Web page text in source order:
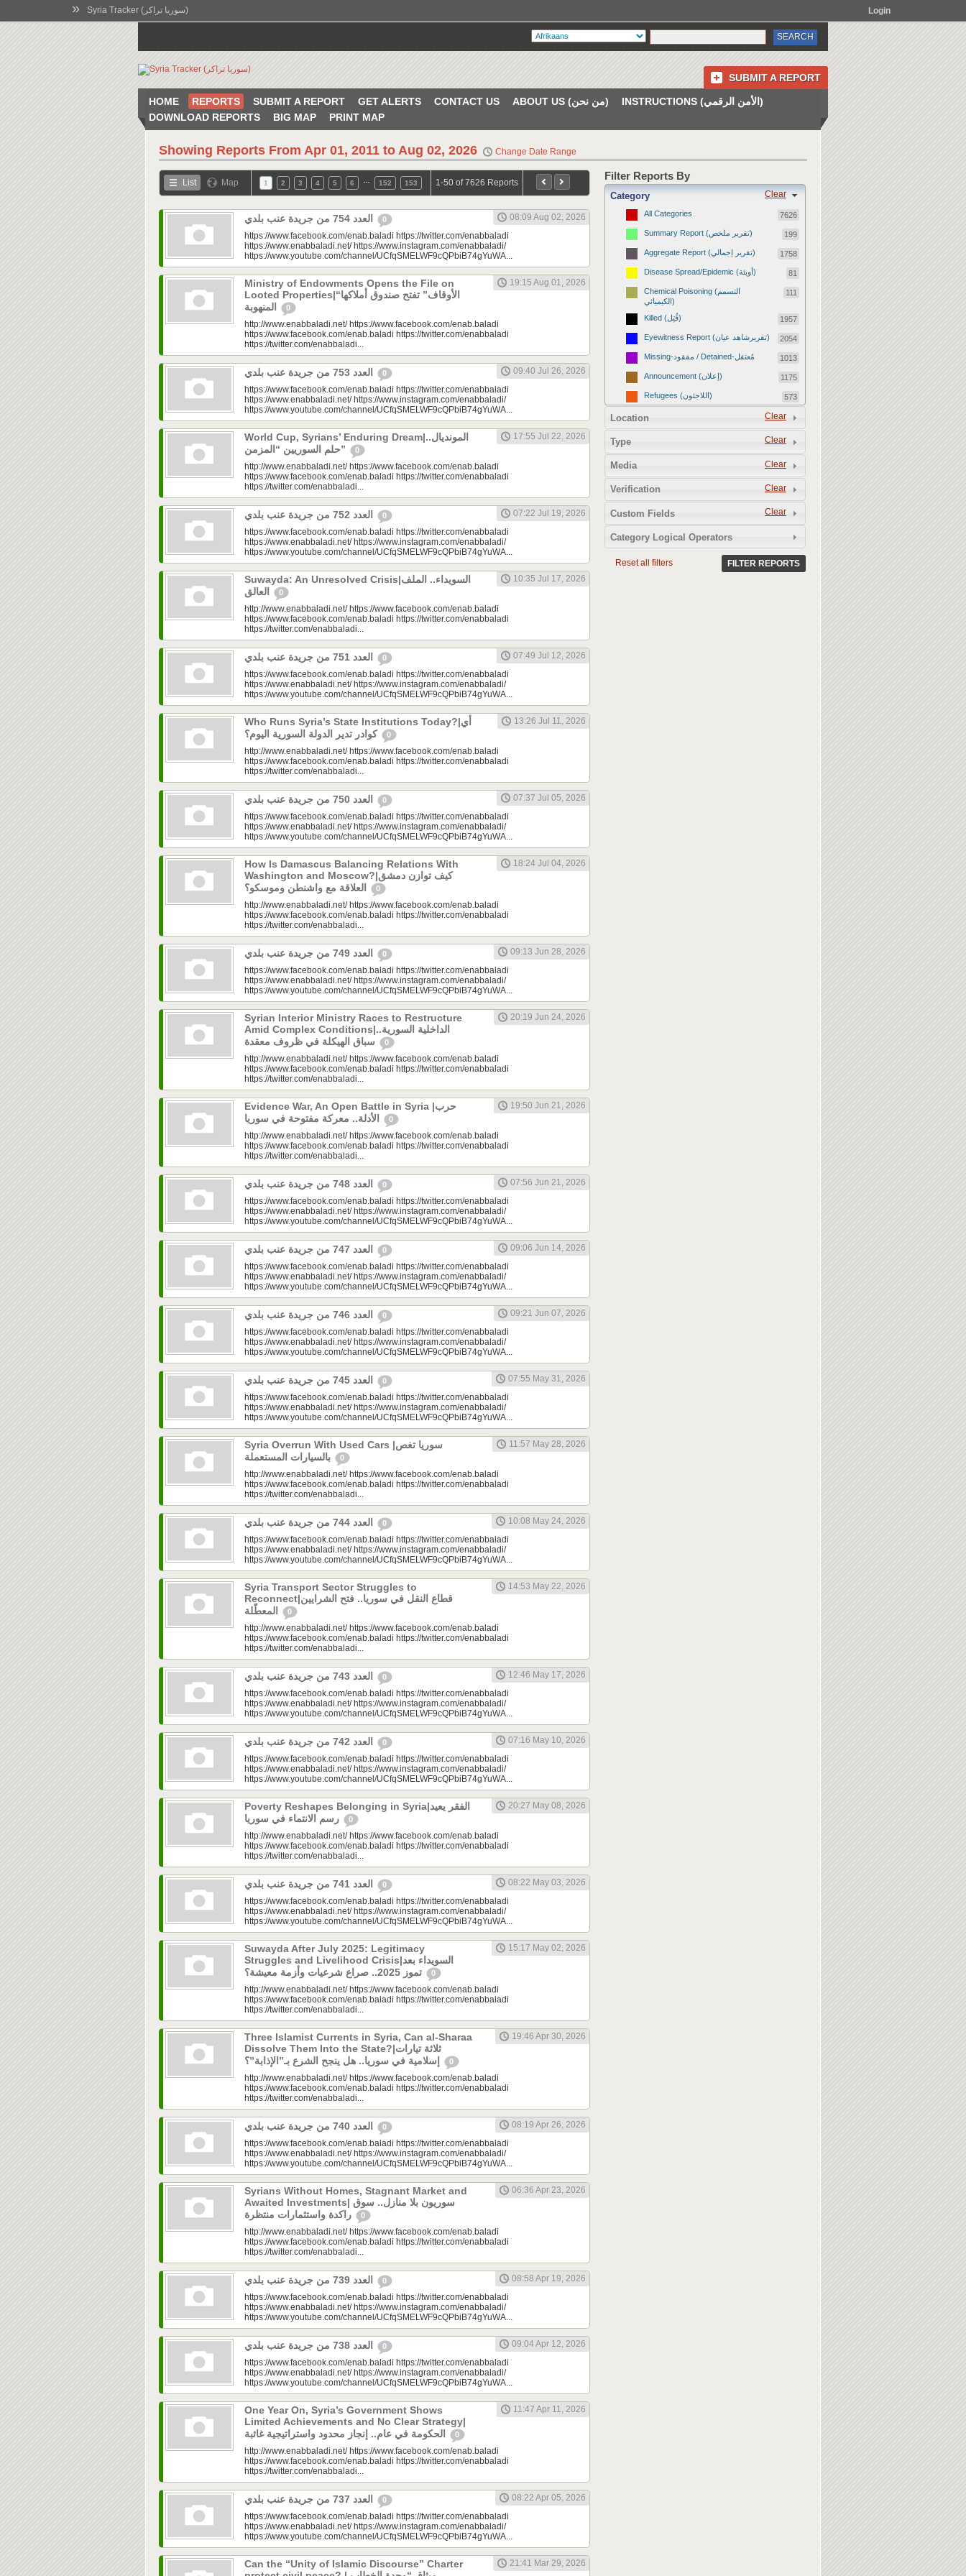
» Syria Tracker (سوريا تراكر) Login
SUBMIT A REPORT
HOME REPORTS SUBMIT A REPORT GET ALERTS CONTACT US ABOUT US (من نحن)
INSTRUCTIONS (الأمن الرقمي)
DOWNLOAD REPORTS
BIG MAP PRINT MAP
Showing Reports From Apr 01, 2011 to Aug 02, 2026 Change Date Range
List Map 1 2 3 4 5 6 152 153 1-50 of 7626 Reports
0
08:09 Aug 02, 2026
https://www.facebook.com/enab.baladi https://twitter.com/enabbaladi
https://www.enabbaladi.net/ https://www.instagram.com/enabbaladi/
https://www.youtube.com/channel/UCfqSMELWF9cQPbiB74gYuWA...
Ministry of Endowments Opens the File on
Looted Properties|“الأوقاف” تفتح صندوق أملاكها
0
19:15 Aug 01, 2026
http://www.enabbaladi.net/ https://www.facebook.com/enab.baladi
https://www.facebook.com/enab.baladi https://twitter.com/enabbaladi
https://twitter.com/enabbaladi...
0
09:40 Jul 26, 2026
https://www.facebook.com/enab.baladi https://twitter.com/enabbaladi
https://www.enabbaladi.net/ https://www.instagram.com/enabbaladi/
https://www.youtube.com/channel/UCfqSMELWF9cQPbiB74gYuWA...
World Cup, Syrians’ Enduring Dream|المونديال..
حلم السوريين “المزمن”
0
17:55 Jul 22, 2026
http://www.enabbaladi.net/ https://www.facebook.com/enab.baladi
https://www.facebook.com/enab.baladi https://twitter.com/enabbaladi
https://twitter.com/enabbaladi...
0
07:22 Jul 19, 2026
https://www.facebook.com/enab.baladi https://twitter.com/enabbaladi
https://www.enabbaladi.net/ https://www.instagram.com/enabbaladi/
https://www.youtube.com/channel/UCfqSMELWF9cQPbiB74gYuWA...
Suwayda: An Unresolved Crisis|السويداء.. الملف
0
10:35 Jul 17, 2026
http://www.enabbaladi.net/ https://www.facebook.com/enab.baladi
https://www.facebook.com/enab.baladi https://twitter.com/enabbaladi
https://twitter.com/enabbaladi...
0
07:49 Jul 12, 2026
https://www.facebook.com/enab.baladi https://twitter.com/enabbaladi
https://www.enabbaladi.net/ https://www.instagram.com/enabbaladi/
https://www.youtube.com/channel/UCfqSMELWF9cQPbiB74gYuWA...
Who Runs Syria’s State Institutions Today?|أي
كوادر تدير الدولة السورية اليوم؟
0
13:26 Jul 11, 2026
http://www.enabbaladi.net/ https://www.facebook.com/enab.baladi
https://www.facebook.com/enab.baladi https://twitter.com/enabbaladi
https://twitter.com/enabbaladi...
0
07:37 Jul 05, 2026
https://www.facebook.com/enab.baladi https://twitter.com/enabbaladi
https://www.enabbaladi.net/ https://www.instagram.com/enabbaladi/
https://www.youtube.com/channel/UCfqSMELWF9cQPbiB74gYuWA...
How Is Damascus Balancing Relations With
Washington and Moscow?|كيف توازن دمشق
0
18:24 Jul 04, 2026
http://www.enabbaladi.net/ https://www.facebook.com/enab.baladi
https://www.facebook.com/enab.baladi https://twitter.com/enabbaladi
https://twitter.com/enabbaladi...
0
09:13 Jun 28, 2026
https://www.facebook.com/enab.baladi https://twitter.com/enabbaladi
https://www.enabbaladi.net/ https://www.instagram.com/enabbaladi/
https://www.youtube.com/channel/UCfqSMELWF9cQPbiB74gYuWA...
Syrian Interior Ministry Races to Restructure
Amid Complex Conditions|الداخلية السورية..
0
20:19 Jun 24, 2026
http://www.enabbaladi.net/ https://www.facebook.com/enab.baladi
https://www.facebook.com/enab.baladi https://twitter.com/enabbaladi
https://twitter.com/enabbaladi...
Evidence War, An Open Battle in Syria |حرب
0
19:50 Jun 21, 2026
http://www.enabbaladi.net/ https://www.facebook.com/enab.baladi
https://www.facebook.com/enab.baladi https://twitter.com/enabbaladi
https://twitter.com/enabbaladi...
0
07:56 Jun 21, 2026
https://www.facebook.com/enab.baladi https://twitter.com/enabbaladi
https://www.enabbaladi.net/ https://www.instagram.com/enabbaladi/
https://www.youtube.com/channel/UCfqSMELWF9cQPbiB74gYuWA...
0
09:06 Jun 14, 2026
https://www.facebook.com/enab.baladi https://twitter.com/enabbaladi
https://www.enabbaladi.net/ https://www.instagram.com/enabbaladi/
https://www.youtube.com/channel/UCfqSMELWF9cQPbiB74gYuWA...
0
09:21 Jun 07, 2026
https://www.facebook.com/enab.baladi https://twitter.com/enabbaladi
https://www.enabbaladi.net/ https://www.instagram.com/enabbaladi/
https://www.youtube.com/channel/UCfqSMELWF9cQPbiB74gYuWA...
0
07:55 May 31, 2026
https://www.facebook.com/enab.baladi https://twitter.com/enabbaladi
https://www.enabbaladi.net/ https://www.instagram.com/enabbaladi/
https://www.youtube.com/channel/UCfqSMELWF9cQPbiB74gYuWA...
Syria Overrun With Used Cars |سوريا تغص
0
11:57 May 28, 2026
http://www.enabbaladi.net/ https://www.facebook.com/enab.baladi
https://www.facebook.com/enab.baladi https://twitter.com/enabbaladi
https://twitter.com/enabbaladi...
0
10:08 May 24, 2026
https://www.facebook.com/enab.baladi https://twitter.com/enabbaladi
https://www.enabbaladi.net/ https://www.instagram.com/enabbaladi/
https://www.youtube.com/channel/UCfqSMELWF9cQPbiB74gYuWA...
Syria Transport Sector Struggles to
Reconnect|قطاع النقل في سوريا.. فتح الشرايين
0
14:53 May 22, 2026
http://www.enabbaladi.net/ https://www.facebook.com/enab.baladi
https://www.facebook.com/enab.baladi https://twitter.com/enabbaladi
https://twitter.com/enabbaladi...
0
12:46 May 17, 2026
https://www.facebook.com/enab.baladi https://twitter.com/enabbaladi
https://www.enabbaladi.net/ https://www.instagram.com/enabbaladi/
https://www.youtube.com/channel/UCfqSMELWF9cQPbiB74gYuWA...
0
07:16 May 10, 2026
https://www.facebook.com/enab.baladi https://twitter.com/enabbaladi
https://www.enabbaladi.net/ https://www.instagram.com/enabbaladi/
https://www.youtube.com/channel/UCfqSMELWF9cQPbiB74gYuWA...
Poverty Reshapes Belonging in Syria|الفقر يعيد
0
20:27 May 08, 2026
http://www.enabbaladi.net/ https://www.facebook.com/enab.baladi
https://www.facebook.com/enab.baladi https://twitter.com/enabbaladi
https://twitter.com/enabbaladi...
0
08:22 May 03, 2026
https://www.facebook.com/enab.baladi https://twitter.com/enabbaladi
https://www.enabbaladi.net/ https://www.instagram.com/enabbaladi/
https://www.youtube.com/channel/UCfqSMELWF9cQPbiB74gYuWA...
Suwayda After July 2025: Legitimacy
Struggles and Livelihood Crisis|السويداء بعد
0
15:17 May 02, 2026
http://www.enabbaladi.net/ https://www.facebook.com/enab.baladi
https://www.facebook.com/enab.baladi https://twitter.com/enabbaladi
https://twitter.com/enabbaladi...
Three Islamist Currents in Syria, Can al-Sharaa
Dissolve Them Into the State?|ثلاثة تيارات
0
19:46 Apr 30, 2026
http://www.enabbaladi.net/ https://www.facebook.com/enab.baladi
https://www.facebook.com/enab.baladi https://twitter.com/enabbaladi
https://twitter.com/enabbaladi...
0
08:19 Apr 26, 2026
https://www.facebook.com/enab.baladi https://twitter.com/enabbaladi
https://www.enabbaladi.net/ https://www.instagram.com/enabbaladi/
https://www.youtube.com/channel/UCfqSMELWF9cQPbiB74gYuWA...
Syrians Without Homes, Stagnant Market and
Awaited Investments| سوريون بلا منازل.. سوق
0
06:36 Apr 23, 2026
http://www.enabbaladi.net/ https://www.facebook.com/enab.baladi
https://www.facebook.com/enab.baladi https://twitter.com/enabbaladi
https://twitter.com/enabbaladi...
0
08:58 Apr 19, 2026
https://www.facebook.com/enab.baladi https://twitter.com/enabbaladi
https://www.enabbaladi.net/ https://www.instagram.com/enabbaladi/
https://www.youtube.com/channel/UCfqSMELWF9cQPbiB74gYuWA...
0
09:04 Apr 12, 2026
https://www.facebook.com/enab.baladi https://twitter.com/enabbaladi
https://www.enabbaladi.net/ https://www.instagram.com/enabbaladi/
https://www.youtube.com/channel/UCfqSMELWF9cQPbiB74gYuWA...
One Year On, Syria’s Government Shows
Limited Achievements and No Clear Strategy|
0
11:47 Apr 11, 2026
http://www.enabbaladi.net/ https://www.facebook.com/enab.baladi
https://www.facebook.com/enab.baladi https://twitter.com/enabbaladi
https://twitter.com/enabbaladi...
0
08:22 Apr 05, 2026
https://www.facebook.com/enab.baladi https://twitter.com/enabbaladi
https://www.enabbaladi.net/ https://www.instagram.com/enabbaladi/
https://www.youtube.com/channel/UCfqSMELWF9cQPbiB74gYuWA...
Can the “Unity of Islamic Discourse” Charter
21:41 Mar 29, 2026
Filter Reports By
Clear
Category
All Categories 7626
Summary Report (تقرير ملخص) 199
Aggregate Report (تقرير إجمالي) 1758
Disease Spread/Epidemic (أوبئة) 81
Chemical Poisoning (التسمم
الكيميائي)
111
Killed (قُتِل) 1957
Eyewitness Report (تقريرشاهد عيان) 2054
Missing-مفقود / Detained-مُعتقل 1013
Announcement (إعلان) 1175
Refugees (اللاجئون) 573
1672
Revenge Killings (القتل بدافع الانتقام) 11
2
13
Clear
Location
Clear
Type
Clear
Media
Clear
Verification
Clear
Custom Fields
Category Logical Operators
Reset all filters FILTER REPORTS